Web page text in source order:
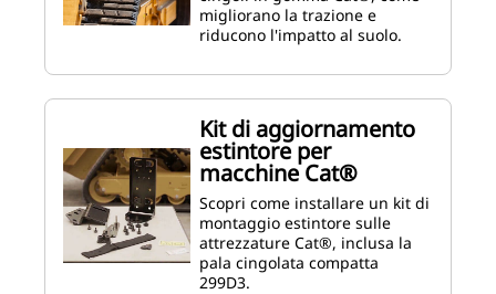
migliorano la trazione e
riducono l'impatto al suolo.
Kit di aggiornamento
estintore per
macchine Cat®
Scopri come installare un kit di
montaggio estintore sulle
attrezzature Cat®, inclusa la
pala cingolata compatta
299D3.